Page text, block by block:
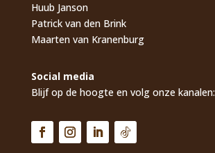
Huub Janson
Patrick van den Brink
Maarten van Kranenburg
Social media
Blijf op de hoogte en volg onze kanalen: